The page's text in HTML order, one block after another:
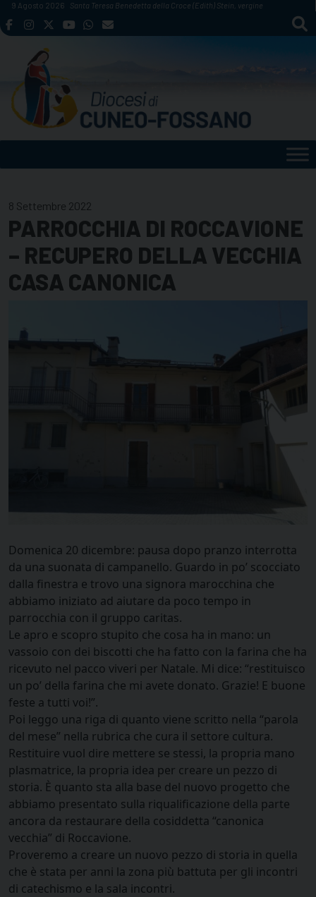
Skip
to
9 Agosto 2026 Santa Teresa Benedetta della Croce (Edith) Stein, vergine
8 Settembre 2022
PARROCCHIA DI ROCCAVIONE
– RECUPERO DELLA VECCHIA
CASA CANONICA
Domenica 20 dicembre: pausa dopo pranzo interrotta
da una suonata di campanello. Guardo in po’ scocciato
dalla finestra e trovo una signora marocchina che
abbiamo iniziato ad aiutare da poco tempo in
parrocchia con il gruppo caritas.
Le apro e scopro stupito che cosa ha in mano: un
vassoio con dei biscotti che ha fatto con la farina che ha
ricevuto nel pacco viveri per Natale. Mi dice: “restituisco
un po’ della farina che mi avete donato. Grazie! E buone
feste a tutti voi!”.
Poi leggo una riga di quanto viene scritto nella “parola
del mese” nella rubrica che cura il settore cultura.
Restituire vuol dire mettere se stessi, la propria mano
plasmatrice, la propria idea per creare un pezzo di
storia. È quanto sta alla base del nuovo progetto che
abbiamo presentato sulla riqualificazione della parte
ancora da restaurare della cosiddetta “canonica
vecchia” di Roccavione.
Proveremo a creare un nuovo pezzo di storia in quella
che è stata per anni la zona più battuta per gli incontri
di catechismo e la sala incontri.